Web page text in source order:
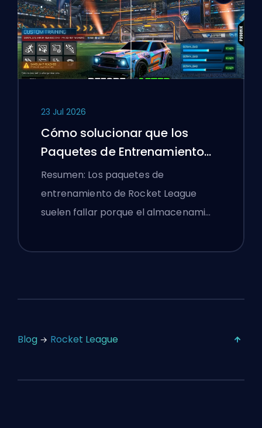
23 Jul 2026
Cómo solucionar que los
Paquetes de Entrenamiento
de Rocket League no
funcionen
Resumen: Los paquetes de
entrenamiento de Rocket League
suelen fallar porque el almacenami…
Blog Rocket League